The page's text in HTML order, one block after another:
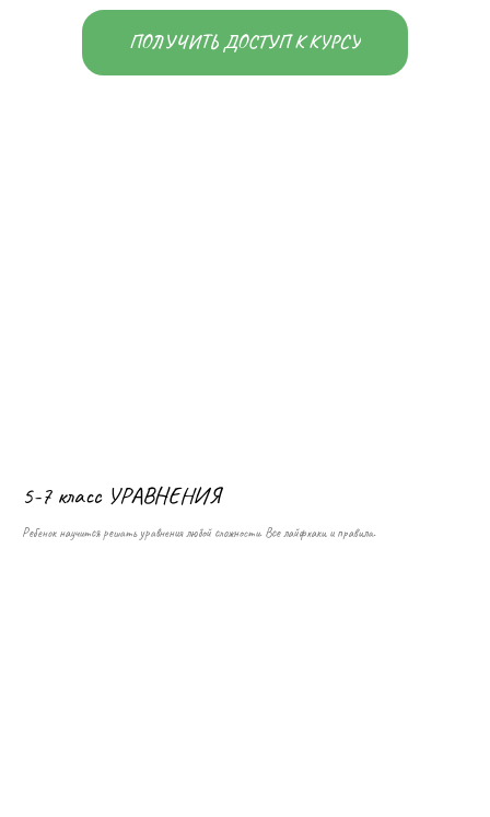
ПОЛУЧИТЬ ДОСТУП К КУРСУ
5-7 класс УРАВНЕНИЯ
Ребенок научится решать уравнения любой сложности. Все лайфхаки и правила.